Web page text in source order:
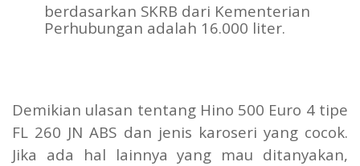
berdasarkan SKRB dari Kementerian
Perhubungan adalah 16.000 liter.
Demikian ulasan tentang Hino 500 Euro 4 tipe
FL 260 JN ABS dan jenis karoseri yang cocok.
Jika ada hal lainnya yang mau ditanyakan,